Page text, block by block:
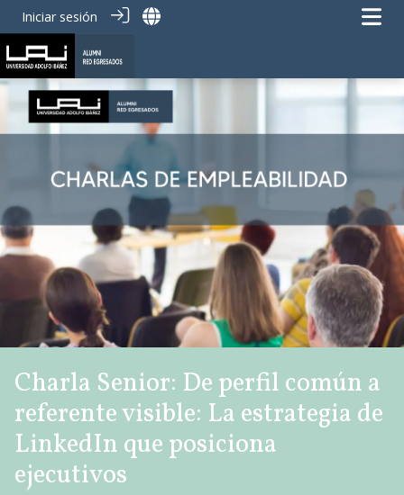
Iniciar sesión
Charla Senior: De perfil común a
referente visible: La estrategia de
LinkedIn que posiciona
ejecutivos